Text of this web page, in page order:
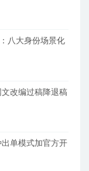
八大身份场景化
改编过稿降退稿
单模式加官方开